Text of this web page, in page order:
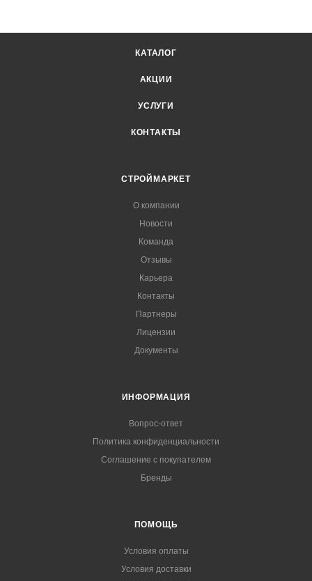
КАТАЛОГ
АКЦИИ
УСЛУГИ
КОНТАКТЫ
СТРОЙМАРКЕТ
О компании
Новости
Команда
Отзывы
Карьера
Контакты
Партнеры
Лицензии
Документы
ИНФОРМАЦИЯ
Вопрос-ответ
Политика конфиденциальности
Соглашение с покупателем
Бренды
ПОМОЩЬ
Условия оплаты
Условия доставки